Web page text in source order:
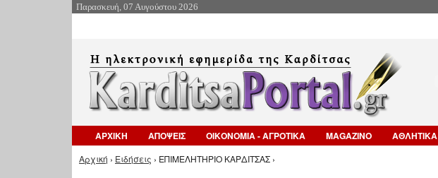
Παρασκευή, 07 Αυγούστου 2026
ΑΡΧΙΚΗ ΑΠΟΨΕΙΣ ΟΙΚΟΝΟΜΙΑ - ΑΓΡΟΤΙΚΑ MAGAZINO ΑΘΛΗΤΙΚΑ
Είστε εδώ
Αρχική › Ειδήσεις › ΕΠΙΜΕΛΗΤΗΡΙΟ ΚΑΡΔΙΤΣΑΣ ›